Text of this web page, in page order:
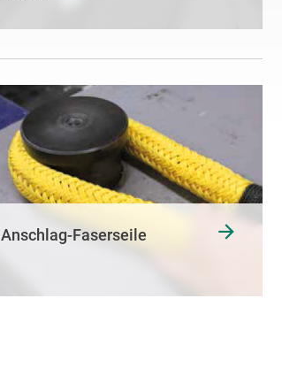
Anschlag-Faserseile